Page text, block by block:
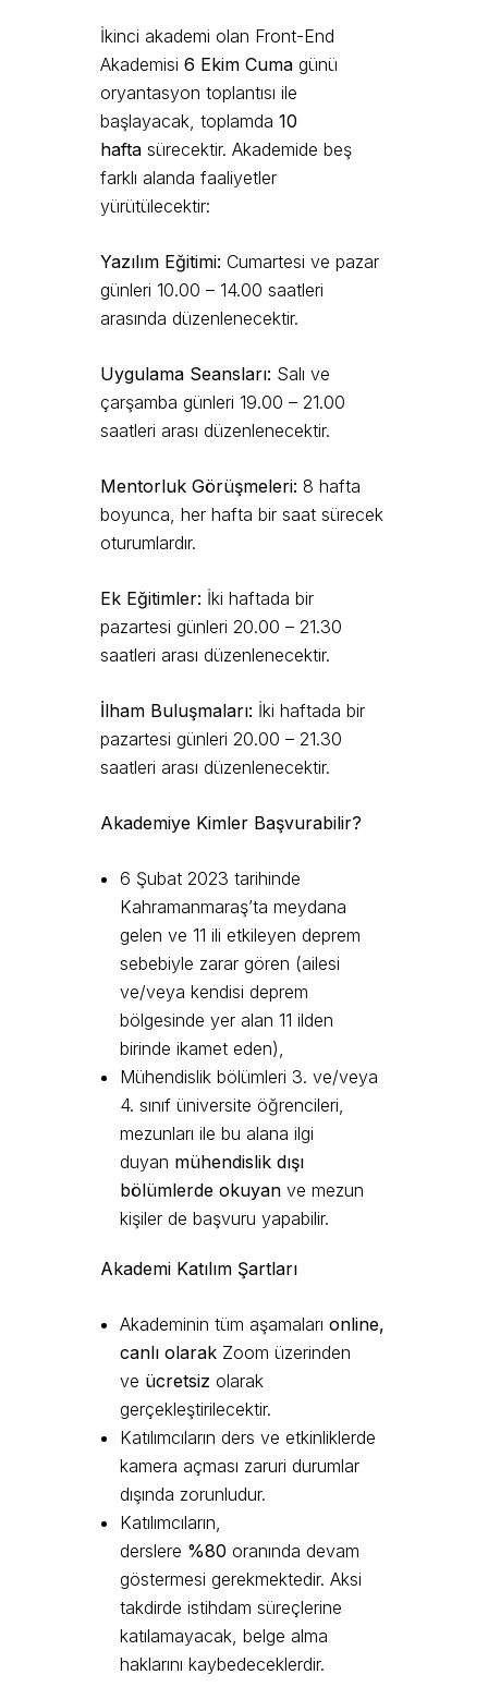
İkinci akademi olan Front-End
Akademisi 6 Ekim Cuma günü
oryantasyon toplantısı ile
başlayacak, toplamda 10
hafta sürecektir. Akademide beş
farklı alanda faaliyetler
yürütülecektir:
Yazılım Eğitimi: Cumartesi ve pazar
günleri 10.00 – 14.00 saatleri
arasında düzenlenecektir.
Uygulama Seansları: Salı ve
çarşamba günleri 19.00 – 21.00
saatleri arası düzenlenecektir.
Mentorluk Görüşmeleri: 8 hafta
boyunca, her hafta bir saat sürecek
oturumlardır.
Ek Eğitimler: İki haftada bir
pazartesi günleri 20.00 – 21.30
saatleri arası düzenlenecektir.
İlham Buluşmaları: İki haftada bir
pazartesi günleri 20.00 – 21.30
saatleri arası düzenlenecektir.
Akademiye Kimler Başvurabilir?
6 Şubat 2023 tarihinde
Kahramanmaraş’ta meydana
gelen ve 11 ili etkileyen deprem
sebebiyle zarar gören (ailesi
ve/veya kendisi deprem
bölgesinde yer alan 11 ilden
birinde ikamet eden),
Mühendislik bölümleri 3. ve/veya
4. sınıf üniversite öğrencileri,
mezunları ile bu alana ilgi
duyan mühendislik dışı
bölümlerde okuyan ve mezun
kişiler de başvuru yapabilir.
Akademi Katılım Şartları
Akademinin tüm aşamaları online,
canlı olarak Zoom üzerinden
ve ücretsiz olarak
gerçekleştirilecektir.
Katılımcıların ders ve etkinliklerde
kamera açması zaruri durumlar
dışında zorunludur.
Katılımcıların,
derslere %80 oranında devam
göstermesi gerekmektedir. Aksi
takdirde istihdam süreçlerine
katılamayacak, belge alma
haklarını kaybedeceklerdir.